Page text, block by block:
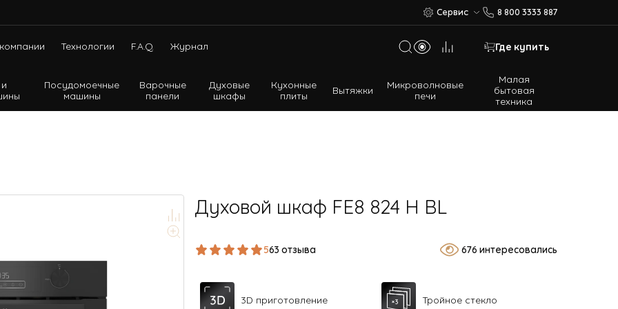
Сервис 8 800 3333 887
Технологии F.A.Q. Журнал Где купить
Посудомоечные
машины
Варочные
панели
Духовые
шкафы
Кухонные
плиты Вытяжки Микроволновые
печи
Малая
бытовая
техника
Холодильники с нижней морозильной камерой
Многодверные холодильники
Духовой шкаф FE8 824 H BL
563 отзыва 676 интересовались
3D приготовление Тройное стекло